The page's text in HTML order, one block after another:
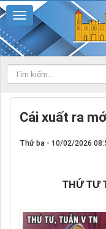
Cái xuất ra
Thứ ba - 10/02/2026
THỨ TƯ